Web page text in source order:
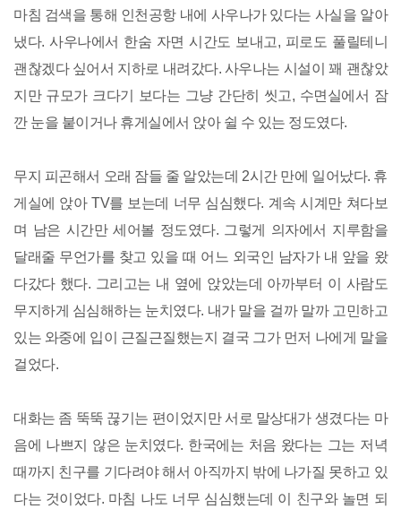
마침 검색을 통해 인천공항 내에 사우나가 있다는 사실을 알아
냈다. 사우나에서 한숨 자면 시간도 보내고, 피로도 풀릴테니
괜찮겠다 싶어서 지하로 내려갔다. 사우나는 시설이 꽤 괜찮았
지만 규모가 크다기 보다는 그냥 간단히 씻고, 수면실에서 잠
깐 눈을 붙이거나 휴게실에서 앉아 쉴 수 있는 정도였다.
무지 피곤해서 오래 잠들 줄 알았는데 2시간 만에 일어났다. 휴
게실에 앉아 TV를 보는데 너무 심심했다. 계속 시계만 쳐다보
며 남은 시간만 세어볼 정도였다. 그렇게 의자에서 지루함을
달래줄 무언가를 찾고 있을 때 어느 외국인 남자가 내 앞을 왔
다갔다 했다. 그리고는 내 옆에 앉았는데 아까부터 이 사람도
무지하게 심심해하는 눈치였다. 내가 말을 걸까 말까 고민하고
있는 와중에 입이 근질근질했는지 결국 그가 먼저 나에게 말을
걸었다.
대화는 좀 뚝뚝 끊기는 편이었지만 서로 말상대가 생겼다는 마
음에 나쁘지 않은 눈치였다. 한국에는 처음 왔다는 그는 저녁
때까지 친구를 기다려야 해서 아직까지 밖에 나가질 못하고 있
다는 것이었다. 마침 나도 너무 심심했는데 이 친구와 놀면 되